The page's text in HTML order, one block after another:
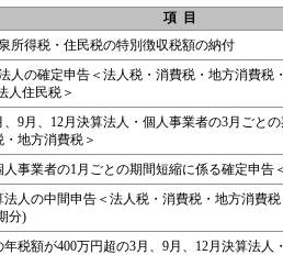
項 目
所得税・住民税の特別徴収税額の納付
人の確定申告＜法人税・消費税・地方消費税
人住民税＞
、9月、12月決算法人・個人事業者の3月ごと
・地方消費税＞
人事業者の1月ごとの期間短縮に係る確定申告
法人の中間申告＜法人税・消費税・地方消費
分)
年税額が400万円超の3月、9月、12月決算法人